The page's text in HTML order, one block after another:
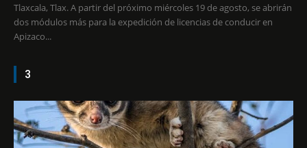
Tlaxcala, Tlax. A partir del próximo miércoles 19 de agosto, se abrirán
dos módulos más para la expedición de licencias de conducir en
Apizaco...
3